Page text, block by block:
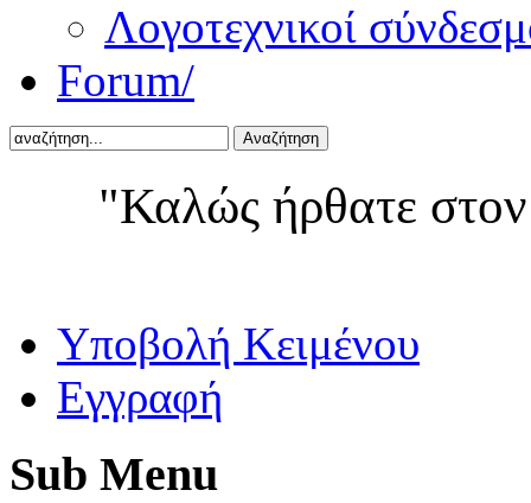
Λογοτεχνικοί
Forum/
Αναζήτηση
"Καλώς ήρθατε
Yποβολή Κειμένου
Εγγραφή
Sub Menu